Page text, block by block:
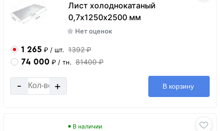
Лист холоднокатаный
0,7х1250х2500 мм
Нет оценок
1 265 ₽ / шт. 1392 ₽
74 000 ₽ / тн. 81400 ₽
- + В корзину
В наличии